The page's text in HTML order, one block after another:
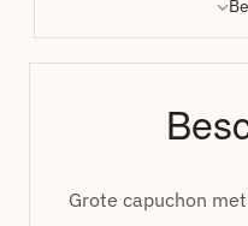
Grote capuchon